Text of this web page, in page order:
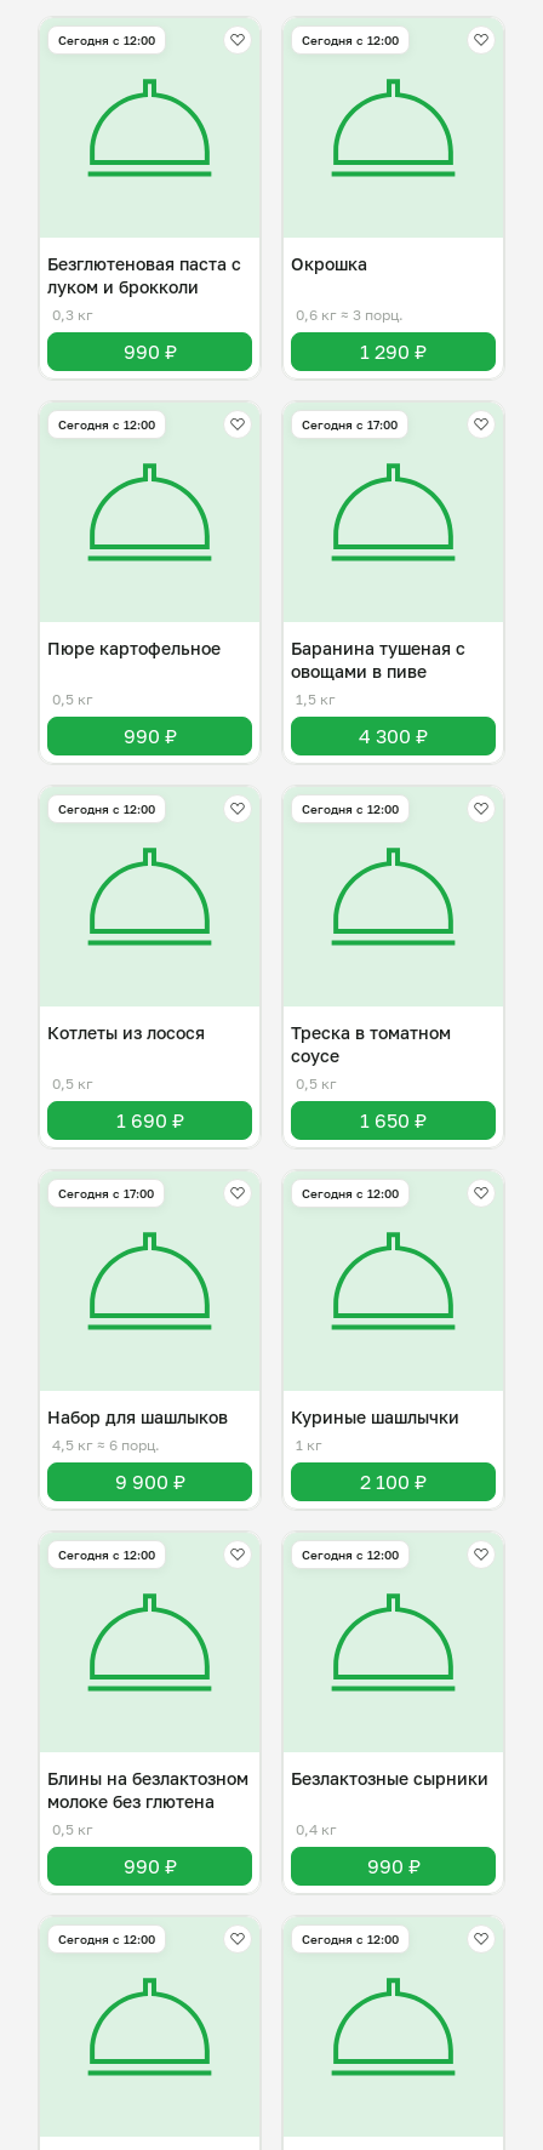
Сегодня с 12:00
Безглютеновая паста с
луком и брокколи
0,3 кг
990 ₽
Сегодня с 12:00
Окрошка
0,6 кг ≈ 3 порц.
1 290 ₽
Сегодня с 12:00
Пюре картофельное
0,5 кг
990 ₽
Сегодня с 17:00
Баранина тушеная с
овощами в пиве
1,5 кг
4 300 ₽
Сегодня с 12:00
Котлеты из лосося
0,5 кг
1 690 ₽
Сегодня с 12:00
Треска в томатном
соусе
0,5 кг
1 650 ₽
Сегодня с 17:00
Набор для шашлыков
4,5 кг ≈ 6 порц.
9 900 ₽
Сегодня с 12:00
Куриные шашлычки
1 кг
2 100 ₽
Сегодня с 12:00
Блины на безлактозном
молоке без глютена
0,5 кг
990 ₽
Сегодня с 12:00
Безлактозные сырники
0,4 кг
990 ₽
Сегодня с 12:00 Сегодня с 12:00